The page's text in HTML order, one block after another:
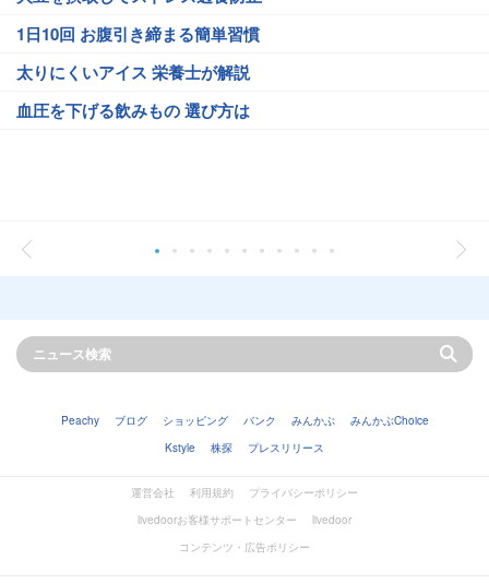
1日10回 お腹引き締まる簡単習慣
太りにくいアイス 栄養士が解説
血圧を下げる飲みもの 選び方は
Peachy ブログ ショッピング バンク みんかぶ
みんかぶChoice
Kstyle
株探 プレスリリース
運営会社 利用規約
プライバシーポリシー
livedoorお客様サポートセンター
livedoor
コンテンツ・広告ポリシー